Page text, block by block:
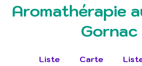
Aromathérapie
Gornac
Liste Carte